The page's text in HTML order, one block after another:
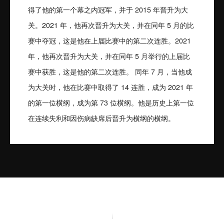
得了他的第一个幕之内冠军，并于 2015 年晋升为大
关。2021 年，他再次晋升为大关，并在同年 5 月的比
赛中夺冠，这是他在上届比赛中的第二次连胜。2021
年，他再次晋升为大关，并在同年 5 月举行的上届比
赛中获胜，这是他的第二次连胜。 同年 7 月，当他成
为大关时，他在比赛中取得了 14 连胜，成为 2021 年
的第一位横纲，成为第 73 位横纲。他是历史上第一位
在连续失利和因伤病缺席后晋升为横纲的横纲。